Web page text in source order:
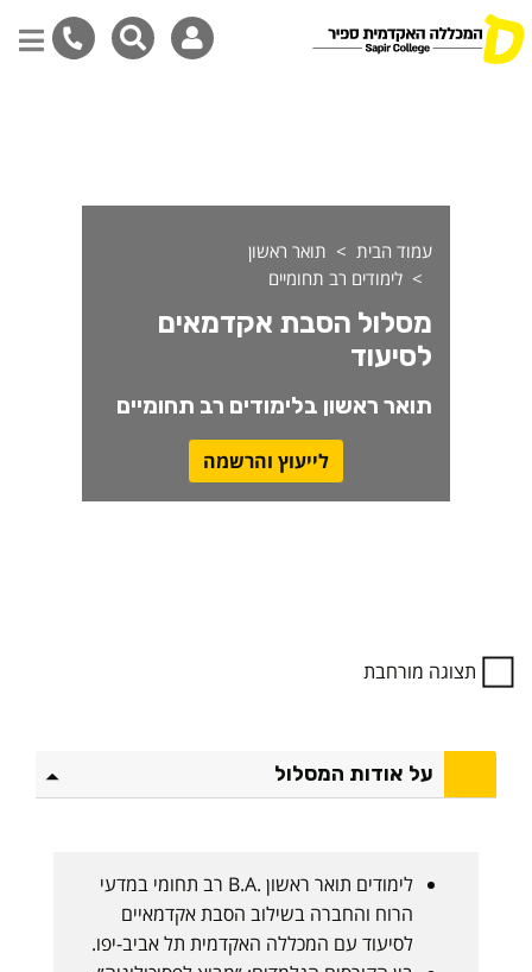
עמוד הבית
תואר ראשון
לימודים רב תחומיים
מסלול הסבת אקדמאים
לסיעוד
תואר ראשון בלימודים רב תחומיים
לייעוץ והרשמה
תצוגה מורחבת
על אודות המסלול
לימודים תואר ראשון .B.A רב תחומי במדעי
הרוח והחברה בשילוב הסבת אקדמאיים
לסיעוד עם המכללה האקדמית תל אביב-יפו.